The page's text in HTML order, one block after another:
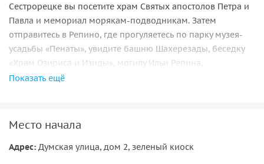
Сестрорецке вы посетите храм Святых апостолов Петра и
Павла и мемориал морякам-подводникам. Затем
отправитесь в Репино, где прогуляетесь по парку музея-
усадьбы «Пенаты», увидите башню Шахерезады, беседку
«Храм Озириса и Изиды», могилу Ильи Репина,
современные музейные павильоны и живописный берег
деятелей литературы, науки и искусства. Завершится
кирху Преображения Господня и храм Казанской иконы
Показать ещё
Место начала
Адрес: Думская улица, дом 2, зеленый киоск